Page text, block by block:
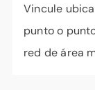
Vincule
punto o
red de área